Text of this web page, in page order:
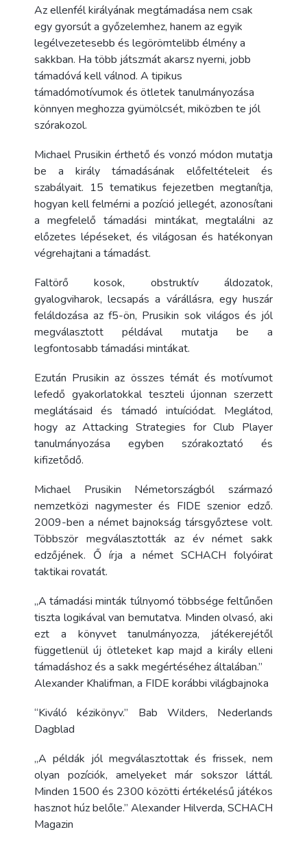
Az ellenfél királyának megtámadása nem csak
egy gyorsút a győzelemhez, hanem az egyik
legélvezetesebb és legörömtelibb élmény a
sakkban. Ha több játszmát akarsz nyerni, jobb
támadóvá kell válnod. A tipikus
támadómotívumok és ötletek tanulmányozása
könnyen meghozza gyümölcsét, miközben te jól
szórakozol.
Michael Prusikin érthető és vonzó módon mutatja
be a király támadásának előfeltételeit és
szabályait. 15 tematikus fejezetben megtanítja,
hogyan kell felmérni a pozíció jellegét, azonosítani
a megfelelő támadási mintákat, megtalálni az
előzetes lépéseket, és világosan és hatékonyan
végrehajtani a támadást.
Faltörő kosok, obstruktív áldozatok,
gyalogviharok, lecsapás a várállásra, egy huszár
feláldozása az f5-ön, Prusikin sok világos és jól
megválasztott példával mutatja be a
legfontosabb támadási mintákat.
Ezután Prusikin az összes témát és motívumot
lefedő gyakorlatokkal teszteli újonnan szerzett
meglátásaid és támadó intuíciódat. Meglátod,
hogy az Attacking Strategies for Club Player
tanulmányozása egyben szórakoztató és
kifizetődő.
Michael Prusikin Németországból származó
nemzetközi nagymester és FIDE szenior edző.
2009-ben a német bajnokság társgyőztese volt.
Többször megválasztották az év német sakk
edzőjének. Ő írja a német SCHACH folyóirat
taktikai rovatát.
„A támadási minták túlnyomó többsége feltűnően
tiszta logikával van bemutatva. Minden olvasó, aki
ezt a könyvet tanulmányozza, játékerejétől
függetlenül új ötleteket kap majd a király elleni
támadáshoz és a sakk megértéséhez általában.”
Alexander Khalifman, a FIDE korábbi világbajnoka
“Kiváló kézikönyv.” Bab Wilders, Nederlands
Dagblad
„A példák jól megválasztottak és frissek, nem
olyan pozíciók, amelyeket már sokszor láttál.
Minden 1500 és 2300 közötti értékelésű játékos
hasznot húz belőle.” Alexander Hilverda, SCHACH
Magazin